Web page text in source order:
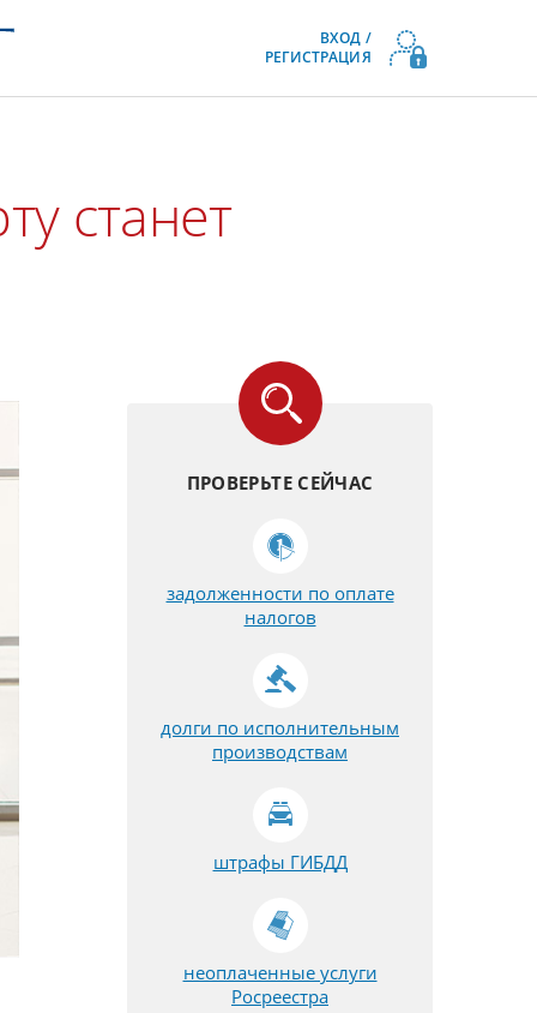
ВХОД /
РЕГИСТРАЦИЯ
станет
ПРОВЕРЬТЕ СЕЙЧАС
задолженности по оплате
налогов
долги по исполнительным
производствам
штрафы ГИБДД
неоплаченные услуги
Росреестра